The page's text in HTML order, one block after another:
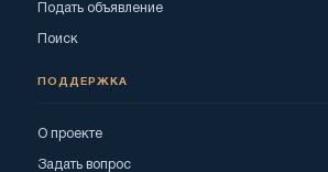
Подать объявление
Поиск
ПОДДЕРЖКА
О проекте
Задать вопрос